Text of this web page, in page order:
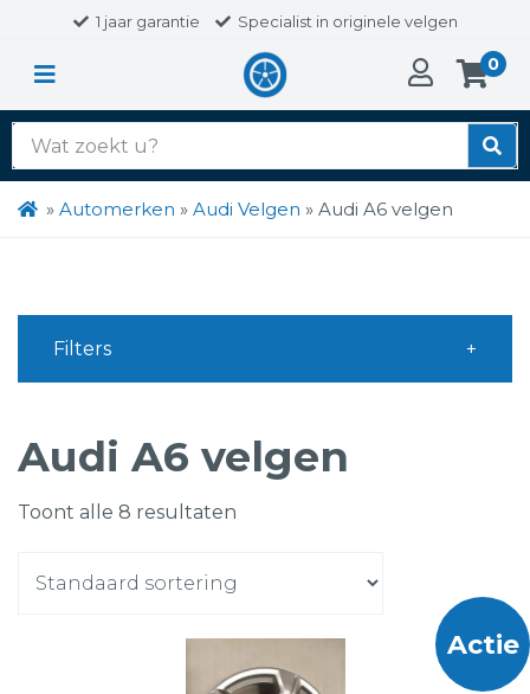
1 jaar garantie Specialist in originele velgen
0
Zoek
naar:
» Automerken » Audi Velgen » Audi A6 velgen
Audi A6 velgen
Toont alle 8 resultaten
Actie
Filters